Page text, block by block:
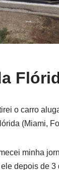
o carro
(Miami,
minha
depois de 3